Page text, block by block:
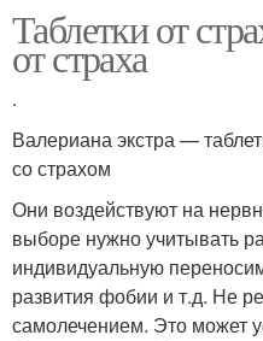
Таблетки от
от страха
.
Валериана экстра —
со страхом
Они воздействуют на
выборе нужно учитывать
индивидуальную
развития фобии и т.д. Не
самолечением. Это может